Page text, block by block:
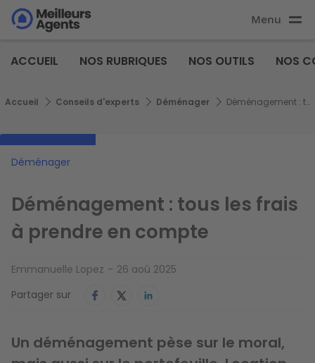
Aller
au
principal
Aller au
principal
Menu
Agents
ACCUEIL NOS RUBRIQUES NOS OUTILS NOS
Fil d'Ariane
Accueil Conseils d'experts Déménager Déménagement : tous les frais à prendre en compte
Déménager
Déménagement : tous les frais
à prendre en compte
Emmanuelle Lopez
26 aoû 2025
Partager sur
Un déménagement pèse sur le moral,